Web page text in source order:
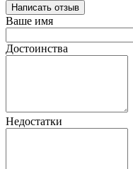
Написать отзыв
Ваше имя
Достоинства
Недостатки